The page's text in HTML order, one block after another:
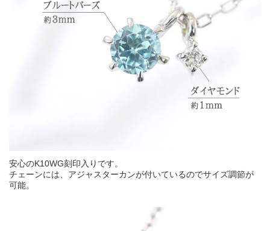
安心のK10WG刻印入りです。
チェーンには、アジャスターカンが付いているのでサイズ調節が
可能。